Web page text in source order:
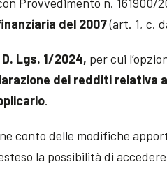
del 2007(art. 1, c.
D. Lgs. 1/2024, per cui
dei redditi relativa
.
conto delle modifiche
la possibilità di